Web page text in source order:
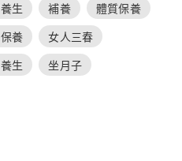
生 補養 體質保養
養 女人三春
生 坐月子